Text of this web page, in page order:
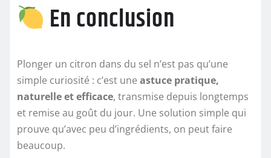
En conclusion
Plonger un citron dans du sel n’est pas qu’une
simple curiosité : c’est une astuce pratique,
naturelle et efficace, transmise depuis longtemps
et remise au goût du jour. Une solution simple qui
prouve qu’avec peu d’ingrédients, on peut faire
beaucoup.